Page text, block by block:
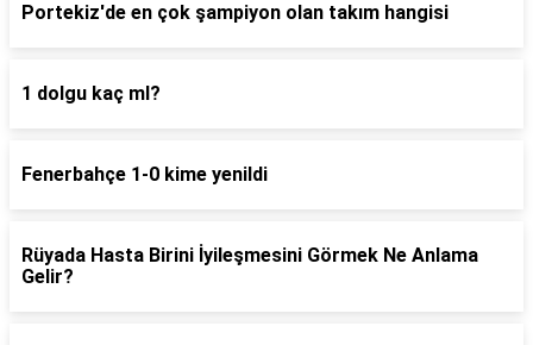
Portekiz'de en çok şampiyon olan takım hangisi
1 dolgu kaç ml?
Fenerbahçe 1-0 kime yenildi
Rüyada Hasta Birini İyileşmesini Görmek Ne Anlama
Gelir?